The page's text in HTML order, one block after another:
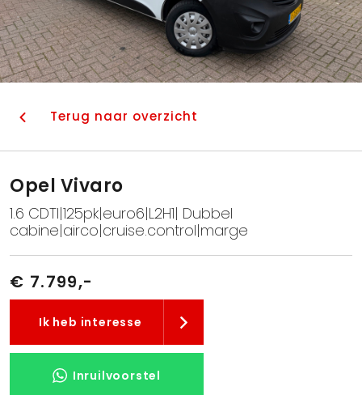
Terug naar overzicht
Opel Vivaro
1.6 CDTI|125pk|euro6|L2H1| Dubbel
cabine|airco|cruise.control|marge
€ 7.799,-
Ik heb interesse
Inruilvoorstel